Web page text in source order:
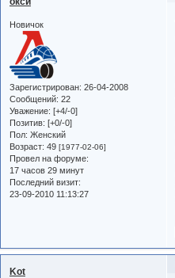
Новичок
Зарегистрирован: 26-04-2008
Сообщений: 22
Уважение: [+4/-0]
Позитив: [+0/-0]
Пол: Женский
Возраст: 49 [1977-02-06]
Провел на форуме:
17 часов 29 минут
Последний визит:
23-09-2010 11:13:27
Kot